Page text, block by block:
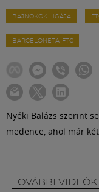
BAJNOKOK LIGÁJA
BARCELONETA-FTC
Nyéki Balázs szerint
medence, ahol már
TOVÁBBI VIDEÓK
Meccscenter
Klub
Közösség